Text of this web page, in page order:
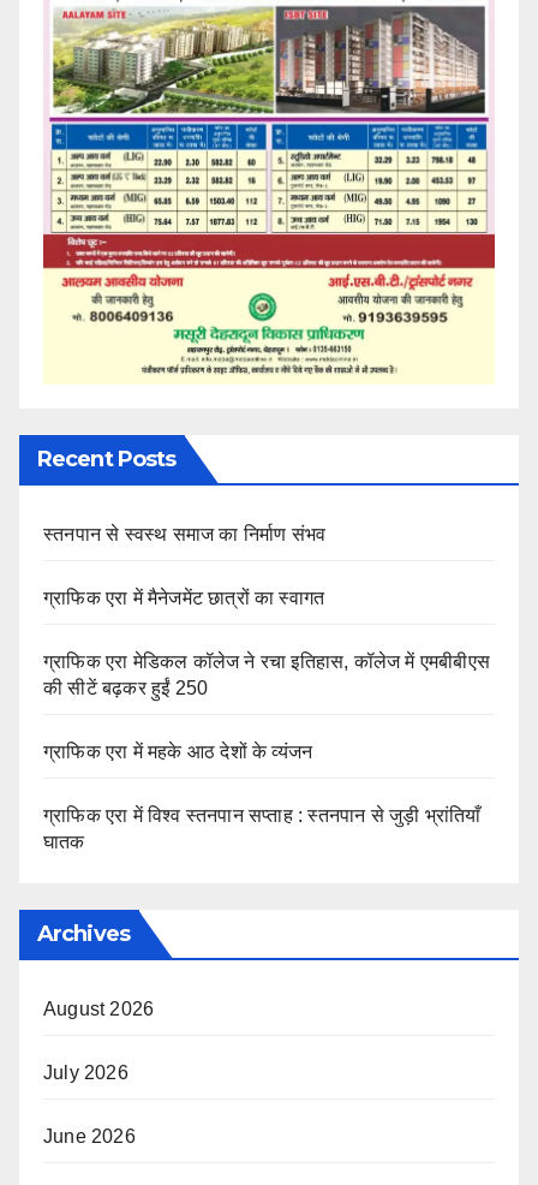
Recent Posts
स्तनपान से स्वस्थ समाज का निर्माण संभव
ग्राफिक एरा में मैनेजमेंट छात्रों का स्वागत
ग्राफिक एरा मेडिकल कॉलेज ने रचा इतिहास, कॉलेज में एमबीबीएस
की सीटें बढ़कर हुईं 250
ग्राफिक एरा में महके आठ देशों के व्यंजन
ग्राफिक एरा में विश्व स्तनपान सप्ताह : स्तनपान से जुड़ी भ्रांतियाँ
घातक
Archives
August 2026
July 2026
June 2026